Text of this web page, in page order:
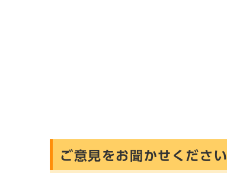
ご意見をお聞かせください